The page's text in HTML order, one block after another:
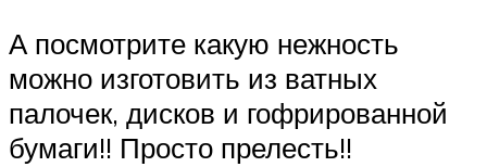
А посмотрите какую нежность
можно изготовить из ватных
палочек, дисков и гофрированной
бумаги!! Просто прелесть!!